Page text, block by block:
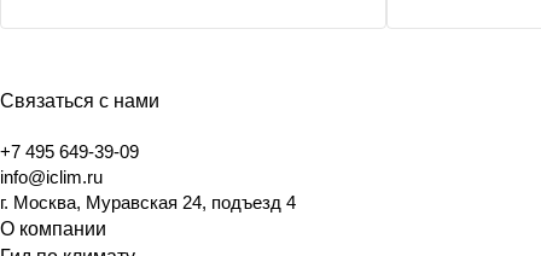
Связаться с нами
+7 495 649-39-09
info@iclim.ru
г. Москва, Муравская 24, подъезд 4
О компании